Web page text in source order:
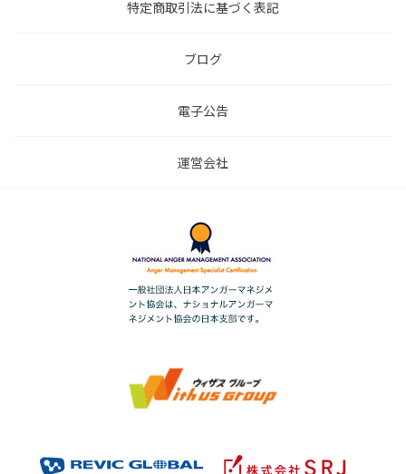
特定商取引法に基づく表記
ブログ
電子公告
運営会社